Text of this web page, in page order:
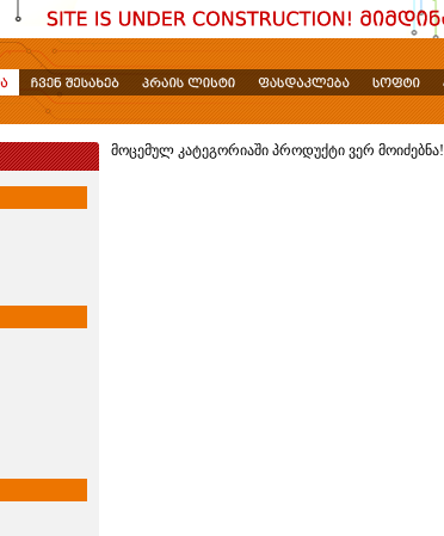
მოცემულ კატეგორიაში პროდუქტი ვერ მოიძებნა!